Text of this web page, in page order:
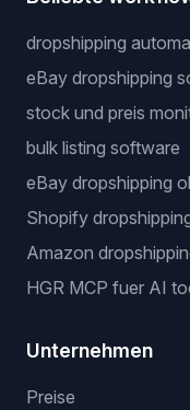
dropshipping
eBay dropshipping
stock und preis
bulk listing software
eBay dropshipping
Shopify
Amazon
HGR MCP fuer AI
Unternehmen
Preise